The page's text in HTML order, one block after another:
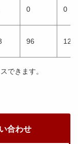
0 0
96 12
できます。
合わせ